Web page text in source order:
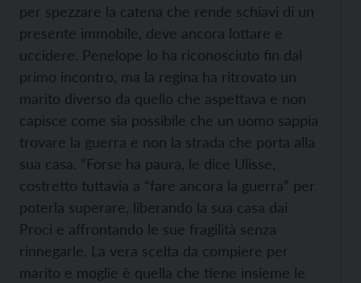
per spezzare la catena che rende schiavi di un
presente immobile, deve ancora lottare e
uccidere. Penelope lo ha riconosciuto fin dal
primo incontro, ma la regina ha ritrovato un
marito diverso da quello che aspettava e non
capisce come sia possibile che un uomo sappia
trovare la guerra e non la strada che porta alla
sua casa. “Forse ha paura, le dice Ulisse,
costretto tuttavia a “fare ancora la guerra” per
poterla superare, liberando la sua casa dai
Proci e affrontando le sue fragilità senza
rinnegarle. La vera scelta da compiere per
marito e moglie è quella che tiene insieme le